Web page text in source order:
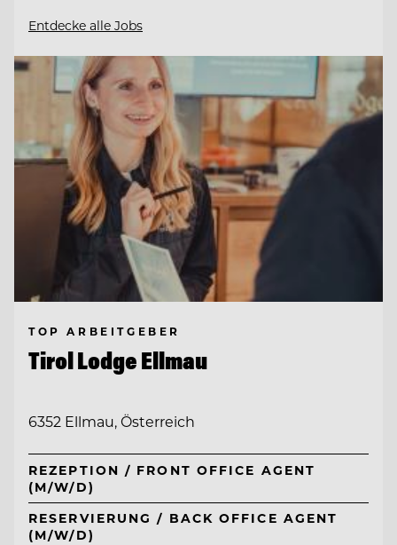
Entdecke alle Jobs
TOP ARBEITGEBER
Tirol Lodge Ellmau
6352 Ellmau, Österreich
REZEPTION / FRONT OFFICE AGENT
(M/W/D)
RESERVIERUNG / BACK OFFICE AGENT
(M/W/D)